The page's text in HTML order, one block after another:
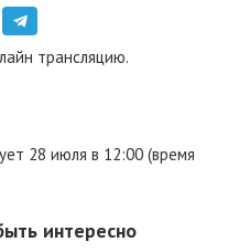
трансляцию.
28 июля в 12:00 (время
интересно